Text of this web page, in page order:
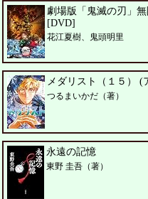
劇場版「鬼滅の刃」
[DVD]
花江夏樹、鬼頭明里
メダリスト（１５） (
つるまいかだ（著）
永遠の記憶
東野 圭吾（著）